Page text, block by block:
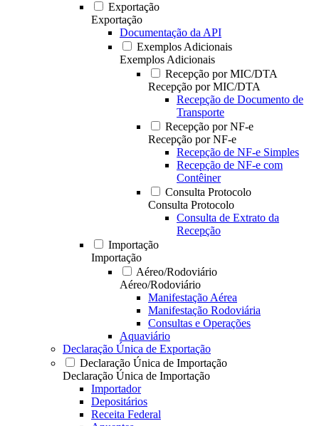
Exportação
Exportação
Documentação da API
Exemplos Adicionais
Exemplos Adicionais
Recepção por MIC/DTA
Recepção por MIC/DTA
Recepção de Documento de
Transporte
Recepção por NF-e
Recepção por NF-e
Recepção de NF-e Simples
Recepção de NF-e com
Contêiner
Consulta Protocolo
Consulta Protocolo
Consulta de Extrato da
Recepção
Importação
Importação
Aéreo/Rodoviário
Aéreo/Rodoviário
Manifestação Aérea
Manifestação Rodoviária
Consultas e Operações
Aquaviário
Declaração Única de Exportação
Declaração Única de Importação
Declaração Única de Importação
Importador
Depositários
Receita Federal